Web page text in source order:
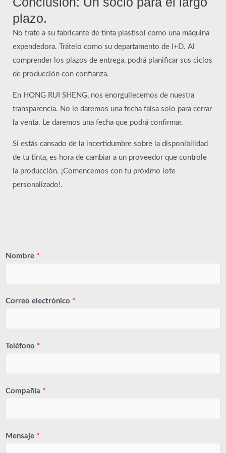
plazo.
No trate a su fabricante de tinta plastisol como una máquina
expendedora. Trátelo como su departamento de I+D. Al
comprender los plazos de entrega, podrá planificar sus ciclos
de producción con confianza.
En HONG RUI SHENG, nos enorgullecemos de nuestra
transparencia. No le daremos una fecha falsa solo para cerrar
la venta. Le daremos una fecha que podrá confirmar.
Si estás cansado de la incertidumbre sobre la disponibilidad
de tu tinta, es hora de cambiar a un proveedor que controle
la producción. ¡Comencemos con tu próximo lote
personalizado!.
Nombre *
Correo electrónico *
Teléfono *
Compañía *
Mensaje *